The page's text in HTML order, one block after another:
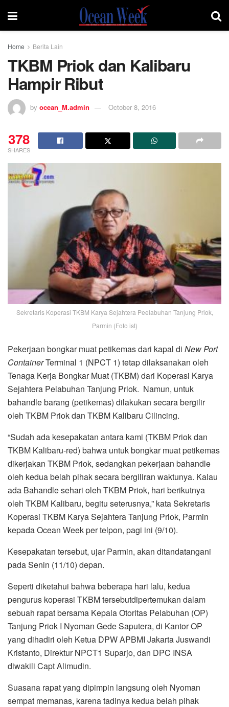
Home Berita Lain
TKBM Priok dan Kalibaru
Hampir Ribut
by ocean_M.admin October 8, 2016
378
SHARES
Sekretaris Koperasi TKBM Karya Sejahtera Peelabuhan Tanjung Priok,
Parmin (Foto ist)
Pekerjaan bongkar muat petikemas dari kapal di New Port
ContainerTerminal 1 (NPCT 1) tetap dilaksanakan oleh
Tenaga Kerja Bongkar Muat (TKBM) dari Koperasi Karya
Sejahtera Pelabuhan Tanjung Priok. Namun, untuk
bahandle barang (petikemas) dilakukan secara bergilir
oleh TKBM Priok dan TKBM Kalibaru Cilincing.
“Sudah ada kesepakatan antara kami (TKBM Priok dan
TKBM Kalibaru-red) bahwa untuk bongkar muat petikemas
dikerjakan TKBM Priok, sedangkan pekerjaan bahandle
oleh kedua belah pihak secara bergiliran waktunya. Kalau
ada Bahandle sehari oleh TKBM Priok, hari berikutnya
oleh TKBM Kalibaru, begitu seterusnya,” kata Sekretaris
Koperasi TKBM Karya Sejahtera Tanjung Priok, Parmin
kepada Ocean Week per telpon, pagi ini (9/10).
Kesepakatan tersebut, ujar Parmin, akan ditandatangani
pada Senin (11/10) depan.
Seperti diketahui bahwa beberapa hari lalu, kedua
pengurus koperasi TKBM tersebutdipertemukan dalam
sebuah rapat bersama Kepala Otoritas Pelabuhan (OP)
Tanjung Priok I Nyoman Gede Saputera, di Kantor OP
yang dihadiri oleh Ketua DPW APBMI Jakarta Juswandi
Kristanto, Direktur NPCT1 Suparjo, dan DPC INSA
diwakili Capt Alimudin.
Suasana rapat yang dipimpin langsung oleh Nyoman
sempat memanas, karena tadinya kedua belah pihak